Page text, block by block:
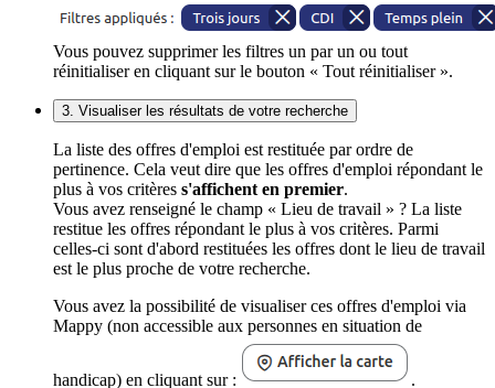
Vous pouvez supprimer les filtres un par un ou tout
réinitialiser en cliquant sur le bouton « Tout réinitialiser ».
3. Visualiser les résultats de votre recherche
La liste des offres d'emploi est restituée par ordre de
pertinence. Cela veut dire que les offres d'emploi répondant le
plus à vos critères s'affichent en premier.
Vous avez renseigné le champ « Lieu de travail » ? La liste
restitue les offres répondant le plus à vos critères. Parmi
celles-ci sont d'abord restituées les offres dont le lieu de travail
est le plus proche de votre recherche.
Vous avez la possibilité de visualiser ces offres d'emploi via
Mappy (non accessible aux personnes en situation de
handicap) en cliquant sur :
.